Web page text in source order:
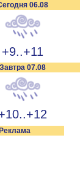
06.08
+9..+11
Завтра 07.08
Реклама